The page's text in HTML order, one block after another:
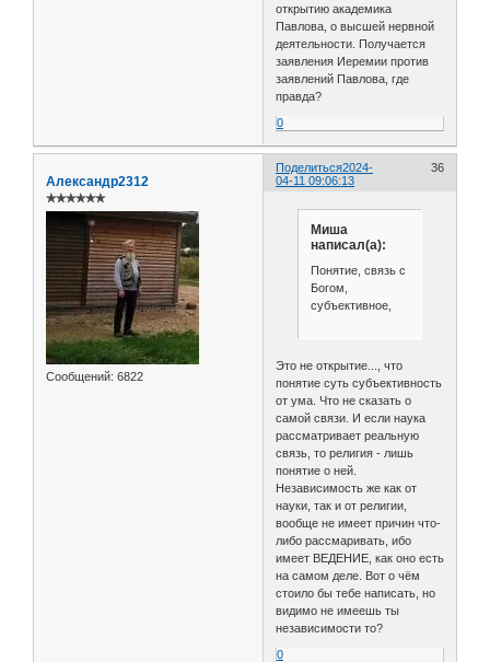
открытию академика
Павлова, о высшей нервной
деятельности. Получается
заявления Иеремии против
заявлений Павлова, где
правда?
0
Поделиться 36
2024-
04-11 09:06:13
Александр2312
✯✯✯✯✯✯
Сообщений: 6822
Миша
написал(а):
Понятие, связь с
Богом,
субъективное,
Это не открытие..., что
понятие суть субъективность
от ума. Что не сказать о
самой связи. И если наука
рассматривает реальную
связь, то религия - лишь
понятие о ней.
Независимость же как от
науки, так и от религии,
вообще не имеет причин что-
либо рассмаривать, ибо
имеет ВЕДЕНИЕ, как оно есть
на самом деле. Вот о чём
стоило бы тебе написать, но
видимо не имеешь ты
независимости то?
0